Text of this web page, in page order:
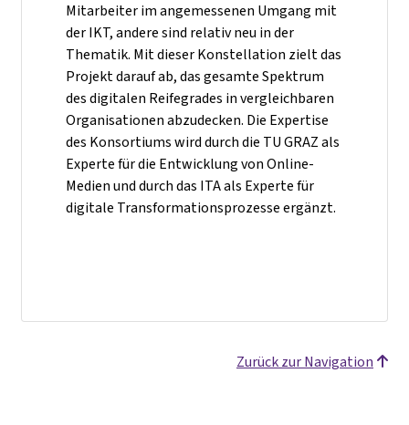
Mitarbeiter im angemessenen Umgang mit
der IKT, andere sind relativ neu in der
Thematik. Mit dieser Konstellation zielt das
Projekt darauf ab, das gesamte Spektrum
des digitalen Reifegrades in vergleichbaren
Organisationen abzudecken. Die Expertise
des Konsortiums wird durch die TU GRAZ als
Experte für die Entwicklung von Online-
Medien und durch das ITA als Experte für
digitale Transformationsprozesse ergänzt.
Zurück zur Navigation